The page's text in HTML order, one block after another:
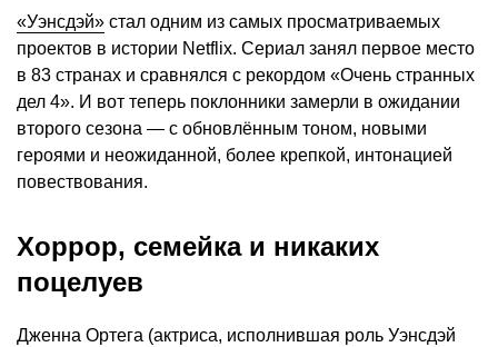
«Уэнсдэй» стал одним из самых просматриваемых
проектов в истории Netflix. Сериал занял первое место
в 83 странах и сравнялся с рекордом «Очень странных
дел 4». И вот теперь поклонники замерли в ожидании
второго сезона — с обновлённым тоном, новыми
героями и неожиданной, более крепкой, интонацией
повествования.
Хоррор, семейка и никаких
поцелуев
Дженна Ортега (актриса, исполнившая роль Уэнсдэй